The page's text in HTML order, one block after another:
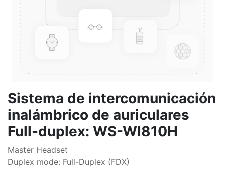
Sistema de intercomunicación
inalámbrico de auriculares
Full-duplex: WS-WI810H
Master Headset
Duplex mode: Full-Duplex (FDX)